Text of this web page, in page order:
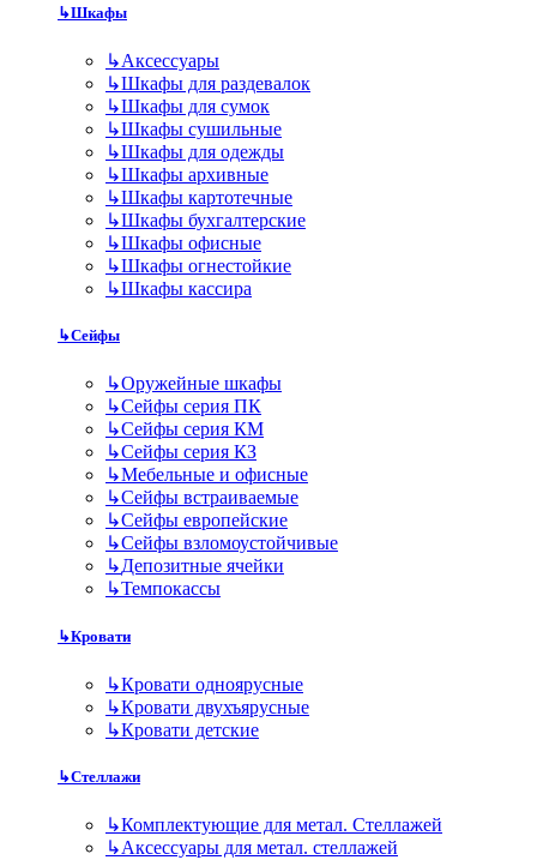
↳Шкафы
↳Аксессуары
↳Шкафы для раздевалок
↳Шкафы для сумок
↳Шкафы сушильные
↳Шкафы для одежды
↳Шкафы архивные
↳Шкафы картотечные
↳Шкафы бухгалтерские
↳Шкафы офисные
↳Шкафы огнестойкие
↳Шкафы кассира
↳Сейфы
↳Оружейные шкафы
↳Сейфы серия ПК
↳Сейфы серия КМ
↳Сейфы серия КЗ
↳Мебельные и офисные
↳Сейфы встраиваемые
↳Сейфы европейские
↳Сейфы взломоустойчивые
↳Депозитные ячейки
↳Темпокассы
↳Кровати
↳Кровати одноярусные
↳Кровати двухъярусные
↳Кровати детские
↳Стеллажи
↳Комплектующие для метал. Стеллажей
↳Аксессуары для метал. стеллажей